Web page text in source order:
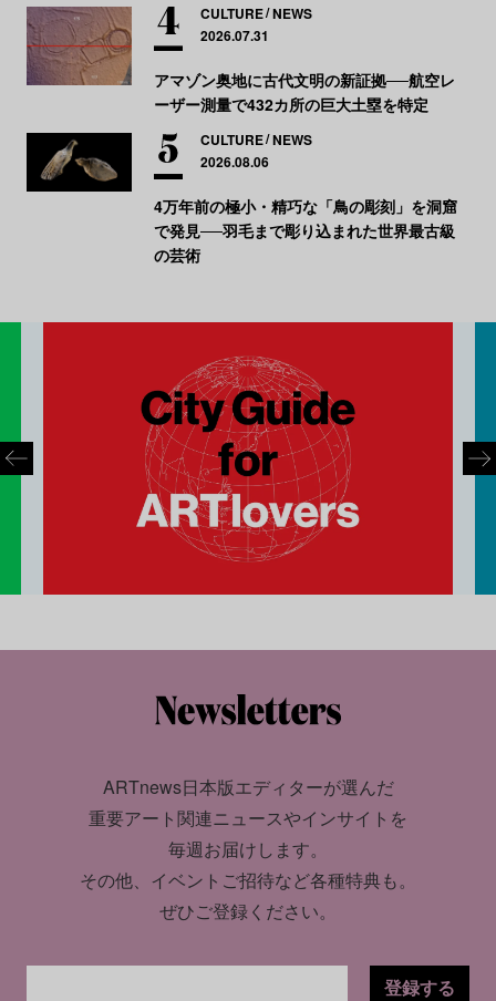
CULTURE NEWS
2026.07.31
アマゾン奥地に古代文明の新証拠──航空レ
ーザー測量で432カ所の巨大土塁を特定
CULTURE NEWS
2026.08.06
4万年前の極小・精巧な「鳥の彫刻」を洞窟
で発見──羽毛まで彫り込まれた世界最古級
の芸術
ARTnews日本版エディターが選んだ
重要アート関連ニュースやインサイトを
毎週お届けします。
その他、イベントご招待など各種特典も。
ぜひご登録ください。
登録する